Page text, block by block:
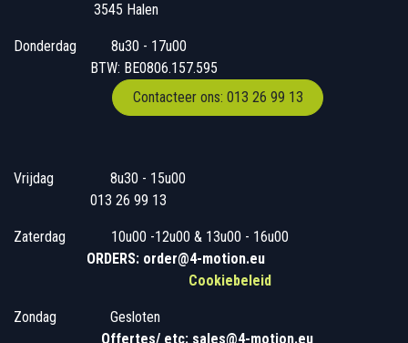
3545 Halen
Donderdag
​​8u30 - 17u00
BTW: BE0806.157.595
Contacteer ons: 013 26 99 13
Vrijdag
​8u30 - 15u00
013 26 99 13
Zaterdag
​10u00 -12u00 & 13u00 - 16u00
ORDERS: order@4-motion.eu
Cookiebeleid
Zondag
​​Gesloten
Offertes/ etc: sales@4-motion.eu